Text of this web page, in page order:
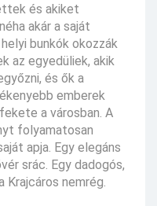
és akiket
akár a saját
bunkók okozzák
az egyedüliek, akik
és ők a
emberek
a városban. A
folyamatosan
apja. Egy elegáns
srác. Egy dadogós,
Krajcáros nemrég.